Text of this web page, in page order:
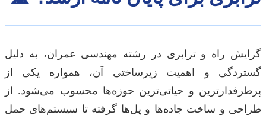
گرایش راه و ترابری در رشته مهندسی عمران، به دلیل
گستردگی و اهمیت زیرساختی آن، همواره یکی از
پرطرفدارترین و حیاتی‌ترین حوزه‌ها محسوب می‌شود. از
طراحی و ساخت جاده‌ها و پل‌ها گرفته تا سیستم‌های حمل